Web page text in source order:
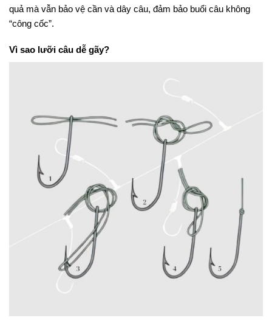
quả mà vẫn bảo vệ cần và dây câu, đảm bảo buổi câu không
“công cốc”.
Vì sao lưỡi câu dễ gãy?